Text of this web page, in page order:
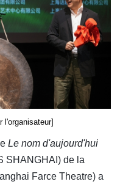
l'organisateur]
Le nom d'aujourd'hui
SHANGHAI) de la
Farce Theatre) a